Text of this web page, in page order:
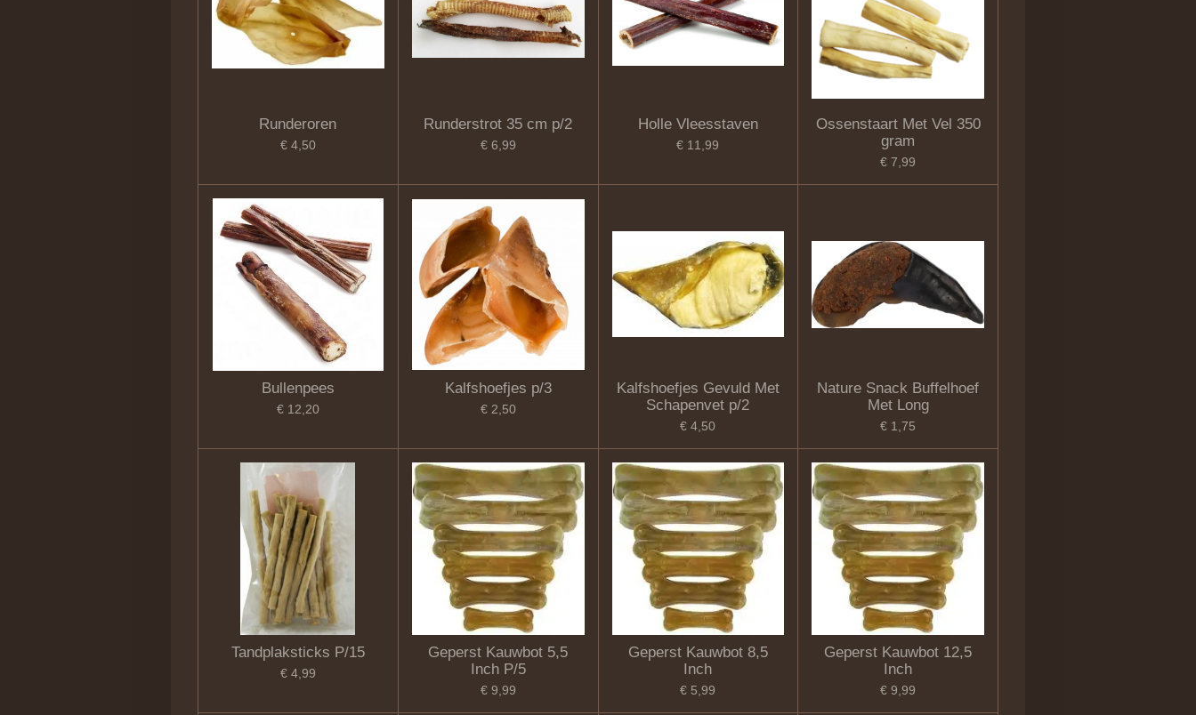
Runderoren
€ 4,50
Runderstrot 35 cm p/2
€ 6,99
Holle Vleesstaven
€ 11,99
Ossenstaart Met Vel 350
gram
€ 7,99
Bullenpees
€ 12,20
Kalfshoefjes p/3
€ 2,50
Kalfshoefjes Gevuld Met
Schapenvet p/2
€ 4,50
Nature Snack Buffelhoef
Met Long
€ 1,75
Tandplaksticks P/15
€ 4,99
Geperst Kauwbot 5,5
Inch P/5
€ 9,99
Geperst Kauwbot 8,5
Inch
€ 5,99
Geperst Kauwbot 12,5
Inch
€ 9,99